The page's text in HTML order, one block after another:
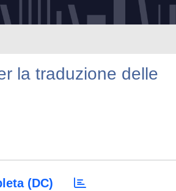
la traduzione delle
(DC)